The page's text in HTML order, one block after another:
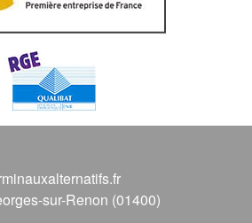
sur-Renon (01400)